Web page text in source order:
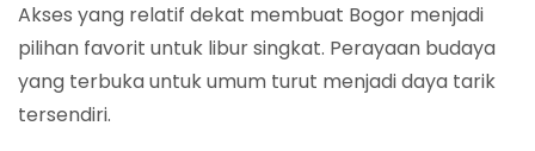
Akses yang relatif dekat membuat Bogor menjadi
pilihan favorit untuk libur singkat. Perayaan budaya
yang terbuka untuk umum turut menjadi daya tarik
tersendiri.